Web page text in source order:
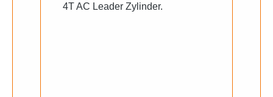
4T AC Leader Zylinder.